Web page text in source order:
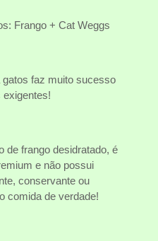
Frango + Cat Weggs
faz muito sucesso
exigentes!
de frango desidratado, é
e não possui
conservante ou
comida de verdade!